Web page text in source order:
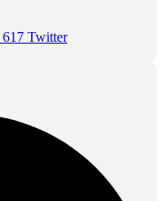
617 Twitter